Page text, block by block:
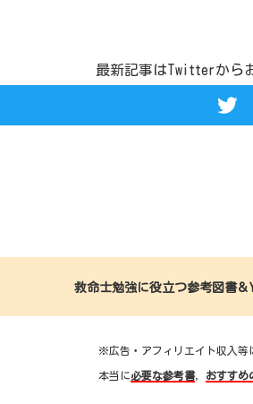
最新記事はTwitterから
救命士勉強に役立つ参考図書
※広告・アフィリエイト収入等
本当に必要な参考書， おすすめ